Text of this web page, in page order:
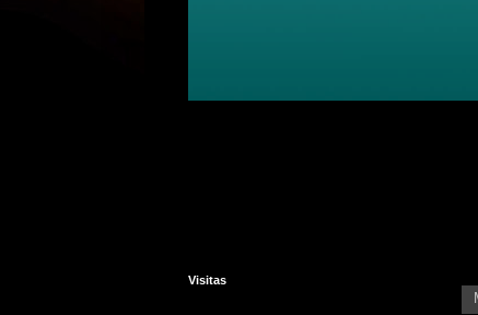
Visitas